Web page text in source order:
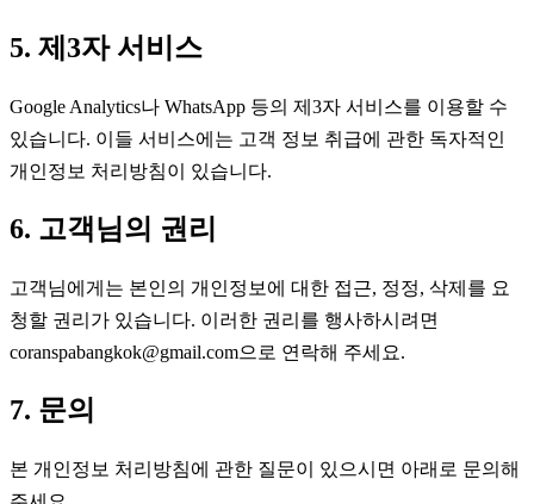
5. 제3자 서비스
Google Analytics나 WhatsApp 등의 제3자 서비스를 이용할 수
있습니다. 이들 서비스에는 고객 정보 취급에 관한 독자적인
개인정보 처리방침이 있습니다.
6. 고객님의 권리
고객님에게는 본인의 개인정보에 대한 접근, 정정, 삭제를 요
청할 권리가 있습니다. 이러한 권리를 행사하시려면
coranspabangkok@gmail.com으로 연락해 주세요.
7. 문의
본 개인정보 처리방침에 관한 질문이 있으시면 아래로 문의해